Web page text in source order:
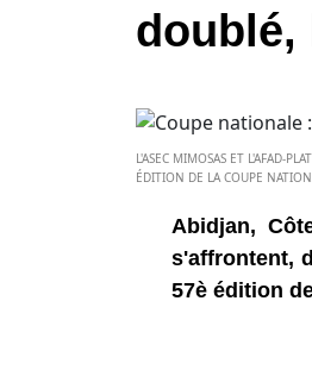
doublé,
L'ASEC MIMOSAS ET L'AFAD-
ÉDITION DE LA COUPE
Abidjan,
s'affrontent,
57è édition